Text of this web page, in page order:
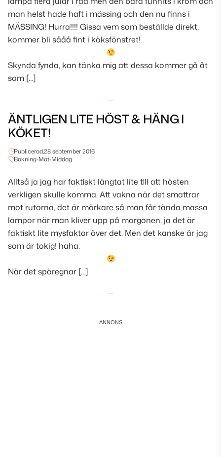
man helst hade haft i mässing och den nu finns i
MÄSSING! Hurra!!!! Gissa vem som beställde direkt,
kommer bli sååå fint i köksfönstret!
Skynda fynda, kan tänka mig att dessa kommer gå åt
som […]
ÄNTLIGEN LITE HÖST & HÄNG I
KÖKET!
Publicerad,28 september 2016
Bakning•Mat•Middag
Alltså ja jag har faktiskt längtat lite till att hösten
verkligen skulle komma. Att vakna när det smattrar
mot rutorna, det är mörkare så man får tända massa
lampor när man kliver upp på morgonen, ja det är
faktiskt lite mysfaktor över det. Men det kanske är jag
som är tokig! haha.
När det spöregnar […]